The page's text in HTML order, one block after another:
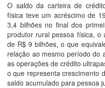
O saldo da carteira de
física teve um acréscimo de
3,4 bilhões no final dos
produtor rural pessoa física, o
de R$ 9 bilhões, o que
relação ao mesmo período do
as operações de crédito
o que representa crescimento
saldo acumulado para pessoa